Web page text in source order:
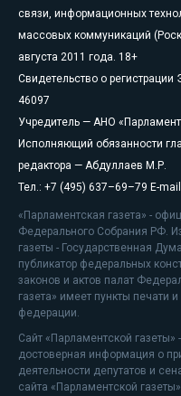
связи, информационных
массовых коммуникаций
августа 2011 года. 18+
Свидетельство о
46097
Учредитель — АНО
Исполняющий обязанности
редактора — Абдуллаев М.Р.
Тел.: +7 (495) 637–69–79 E-
«Парламентская газета» -
Федерального Собрания РФ.
газеты - Государственная
публикатор федеральных
законов и актов палат
газета» имеет пункты печати
федерации.
Сайт «Парламентской газеты»
достоверная информация о
деятельности депутатов и
сайта «Парламентской